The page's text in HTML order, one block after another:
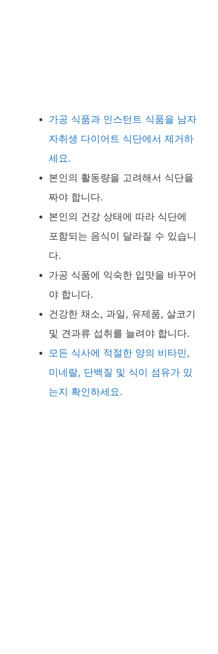
가공 식품과 인스턴트 식품을 남자
자취생 다이어트 식단에서 제거하
세요.
본인의 활동량을 고려해서 식단을
짜야 합니다.
본인의 건강 상태에 따라 식단에
포함되는 음식이 달라질 수 있습니
다.
가공 식품에 익숙한 입맛을 바꾸어
야 합니다.
건강한 채소, 과일, 유제품, 살코기
및 견과류 섭취를 늘려야 합니다.
모든 식사에 적절한 양의 비타민,
미네랄, 단백질 및 식이 섬유가 있
는지 확인하세요.